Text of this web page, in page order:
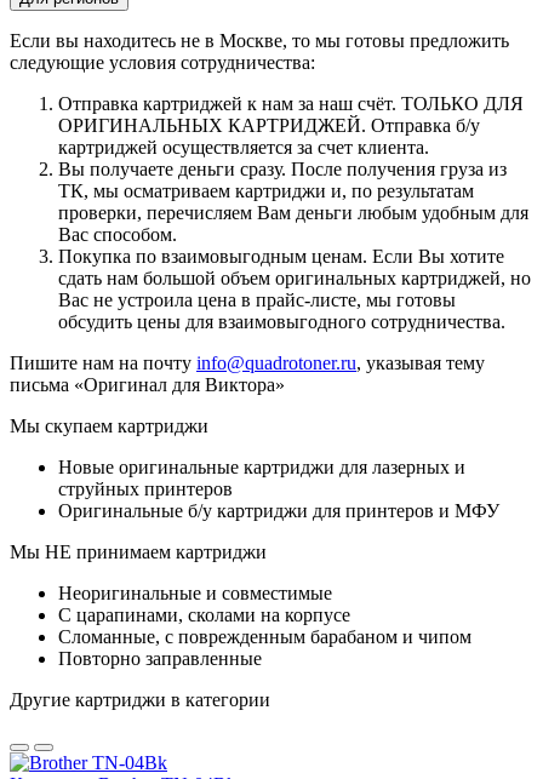
Если вы находитесь не в Москве, то мы готовы предложить
следующие условия сотрудничества:
Отправка картриджей к нам за наш счёт. ТОЛЬКО ДЛЯ
ОРИГИНАЛЬНЫХ КАРТРИДЖЕЙ. Отправка б/у
картриджей осуществляется за счет клиента.
Вы получаете деньги сразу. После получения груза из
ТК, мы осматриваем картриджи и, по результатам
проверки, перечисляем Вам деньги любым удобным для
Вас способом.
Покупка по взаимовыгодным ценам. Если Вы хотите
сдать нам большой объем оригинальных картриджей, но
Вас не устроила цена в прайс-листе, мы готовы
обсудить цены для взаимовыгодного сотрудничества.
Пишите нам на почту info@quadrotoner.ru, указывая тему
письма «Оригинал для Виктора»
Мы скупаем картриджи
Новые оригинальные картриджи для лазерных и
струйных принтеров
Оригинальные б/у картриджи для принтеров и МФУ
Мы НЕ принимаем картриджи
Неоригинальные и совместимые
С царапинами, сколами на корпусе
Сломанные, с поврежденным барабаном и чипом
Повторно заправленные
Другие картриджи в категории